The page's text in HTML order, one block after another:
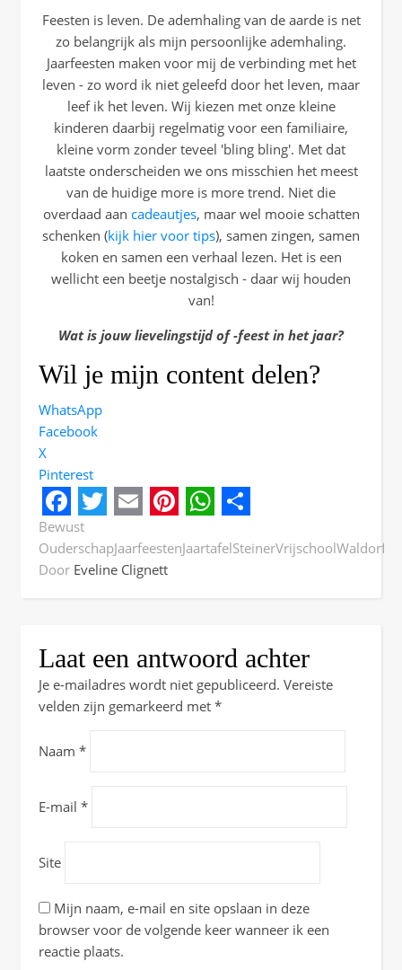
Feesten is leven. De ademhaling van de aarde is net
zo belangrijk als mijn persoonlijke ademhaling.
Jaarfeesten maken voor mij de verbinding met het
leven - zo word ik niet geleefd door het leven, maar
leef ik het leven. Wij kiezen met onze kleine
kinderen daarbij regelmatig voor een familiaire,
kleine vorm zonder teveel 'bling bling'. Met dat
laatste onderscheiden we ons misschien het meest
van de huidige more is more trend. Niet die
overdaad aan cadeautjes, maar wel mooie schatten
schenken (kijk hier voor tips), samen zingen, samen
koken en samen een verhaal lezen. Het is een
wellicht een beetje nostalgisch - daar wij houden
van!
Wat is jouw lievelingstijd of -feest in het jaar?
Wil je mijn content delen?
WhatsApp
Facebook
X
Pinterest
Facebook
Twitter
Bewust
OuderschapJaarfeestenJaartafelSteinerVrijschoolWaldorf
Door Eveline Clignett
Laat een antwoord achter
Je e-mailadres wordt niet gepubliceerd. Vereiste
velden zijn gemarkeerd met *
Naam *
E-mail *
Site
Mijn naam, e-mail en site opslaan in deze
browser voor de volgende keer wanneer ik een
reactie plaats.